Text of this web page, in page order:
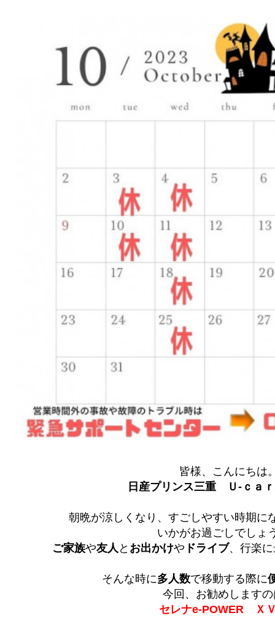
皆様、こんにちは
日産プリンス三重 Ｕ‐ｃａ
朝晩が涼しくなり、すごしやすい時期に
いかがお過ごしでしょ
ご家族や友人 と お出かけや ドライブ、行楽
そんな時に多人数で移動する際に
今回、お勧めします
セレナe-POWER Ｘ